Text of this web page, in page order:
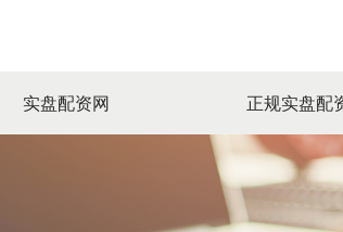
实盘配资网 正规实盘配